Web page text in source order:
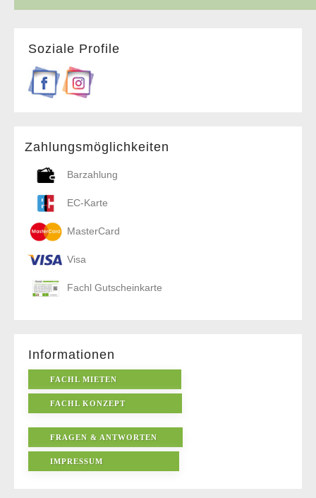
Soziale Profile
Zahlungsmöglichkeiten
Barzahlung
EC-Karte
MasterCard
Visa
Fachl Gutscheinkarte
Informationen
FACHL MIETEN
FACHL KONZEPT
FRAGEN & ANTWORTEN
IMPRESSUM